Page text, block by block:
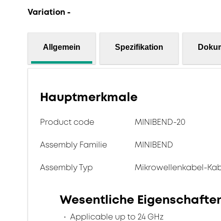
Variation -
Allgemein Spezifikation
Hauptmerkmale
Product code MINIBEND-20
Assembly Familie MINIBEND
Assembly Typ Mikrowellenkabel-
Wesentliche
Applicable up to 24 GHz